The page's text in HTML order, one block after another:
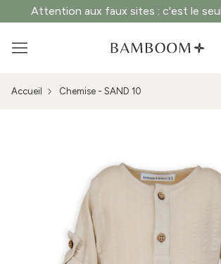
Attention aux faux sites : c'est le
Accueil Chemise - SAND 10